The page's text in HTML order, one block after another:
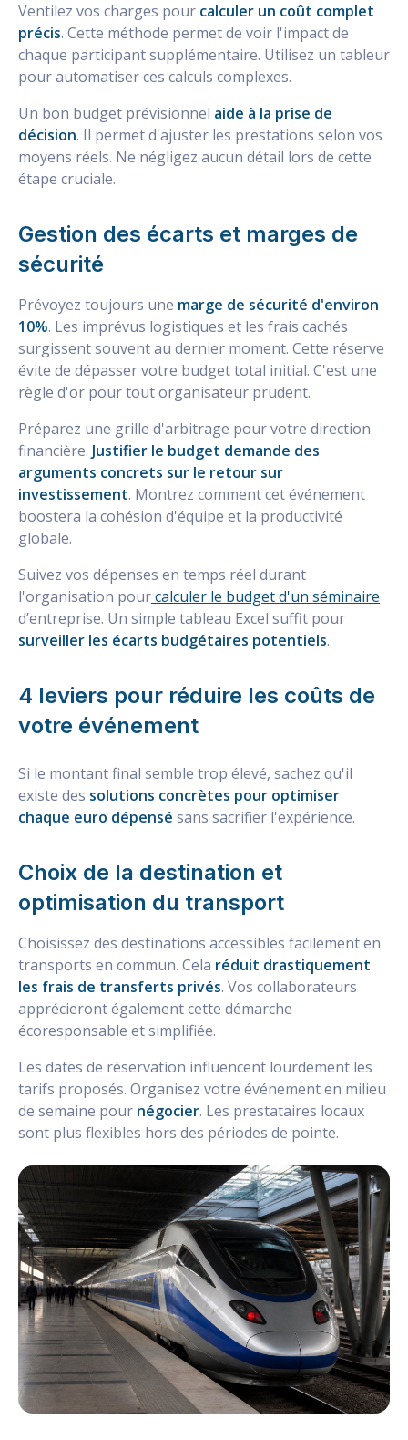
Ventilez vos charges pour calculer un coût complet
précis. Cette méthode permet de voir l'impact de
chaque participant supplémentaire. Utilisez un tableur
pour automatiser ces calculs complexes.
Un bon budget prévisionnel aide à la prise de
décision. Il permet d'ajuster les prestations selon vos
moyens réels. Ne négligez aucun détail lors de cette
étape cruciale.
Gestion des écarts et marges de
sécurité
Prévoyez toujours une marge de sécurité d'environ
10%. Les imprévus logistiques et les frais cachés
surgissent souvent au dernier moment. Cette réserve
évite de dépasser votre budget total initial. C'est une
règle d'or pour tout organisateur prudent.
Préparez une grille d'arbitrage pour votre direction
financière. Justifier le budget demande des
arguments concrets sur le retour sur
investissement. Montrez comment cet événement
boostera la cohésion d'équipe et la productivité
globale.
Suivez vos dépenses en temps réel durant
l'organisation pourcalculer le budget d'un séminaire
d’entreprise. Un simple tableau Excel suffit pour
surveiller les écarts budgétaires potentiels.
4 leviers pour réduire les coûts de
votre événement
Si le montant final semble trop élevé, sachez qu'il
existe des solutions concrètes pour optimiser
chaque euro dépensé sans sacrifier l'expérience.
Choix de la destination et
optimisation du transport
Choisissez des destinations accessibles facilement en
transports en commun. Cela réduit drastiquement
les frais de transferts privés. Vos collaborateurs
apprécieront également cette démarche
écoresponsable et simplifiée.
Les dates de réservation influencent lourdement les
tarifs proposés. Organisez votre événement en milieu
de semaine pour négocier. Les prestataires locaux
sont plus flexibles hors des périodes de pointe.